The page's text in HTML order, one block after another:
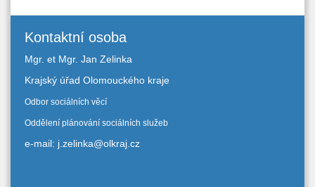
Kontaktní osoba
Mgr. et Mgr. Jan Zelinka
Krajský úřad Olomouckého kraje
Odbor sociálních věcí
Oddělení plánování sociálních služeb
e-mail: j.zelinka@olkraj.cz